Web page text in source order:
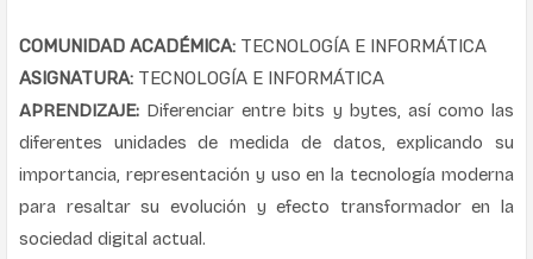
COMUNIDAD ACADÉMICA: TECNOLOGÍA E INFORMÁTICA
ASIGNATURA: TECNOLOGÍA E INFORMÁTICA
APRENDIZAJE: Diferenciar entre bits y bytes, así como las
diferentes unidades de medida de datos, explicando su
importancia, representación y uso en la tecnología moderna
para resaltar su evolución y efecto transformador en la
sociedad digital actual.